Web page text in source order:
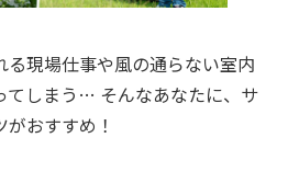
現場仕事や風の通らない室内
てしまう… そんなあなたに、サ
おすすめ！